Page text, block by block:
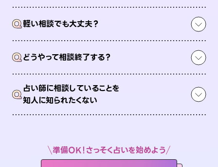
Q軽い相談でも大丈夫？
Qどうやって相談終了する？
Q占い師に相談していることを
知人に知られたくない
準備OK！さっそく占いを始めよう